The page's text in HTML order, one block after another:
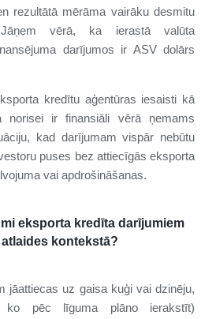
rezultātā mērāma vairāku desmitu
vērā, ka ierastā valūta
darījumos ir ASV dolārs
kredītu aģentūras iesaisti kā
norisei ir finansiāli vērā ņemams
kad darījumam vispār nebūtu
puses bez attiecīgās eksporta
vai apdrošināšanas.
eksporta kredīta darījumiem
kontekstā?
jāattiecas uz gaisa kuģi vai dzinēju,
pēc līguma plāno ierakstīt)